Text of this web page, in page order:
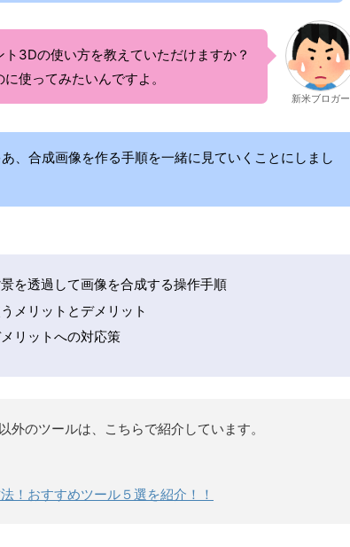
3Dの使い方を教えていただけますか？
使ってみたいんですよ。
新米ブロガー
、合成画像を作る手順を一緒に見ていくことにしまし
を透過して画像を合成する操作手順
メリットとデメリット
リットへの対応策
のツールは、こちらで紹介しています。
！おすすめツール５選を紹介！！